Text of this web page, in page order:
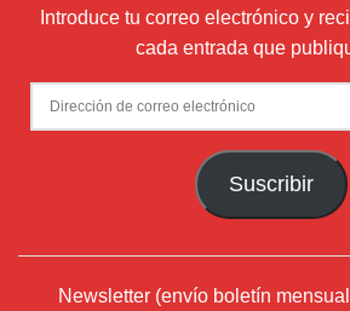
Introduce tu correo electrónico y
cada entrada que
Dirección
de
Suscribir
Newsletter (envío boletín